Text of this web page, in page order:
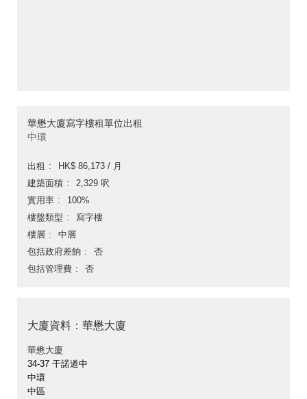
華懋大廈寫字樓租單位出租
中環
出租
HK$ 86,173 / 月
建築面積
2,329 呎
實用率
100%
樓盤類型
寫字樓
樓層
中層
包括政府差餉
否
包括管理費
否
大廈資料：華懋大廈
華懋大廈
34-37 干諾道中
中環
中區